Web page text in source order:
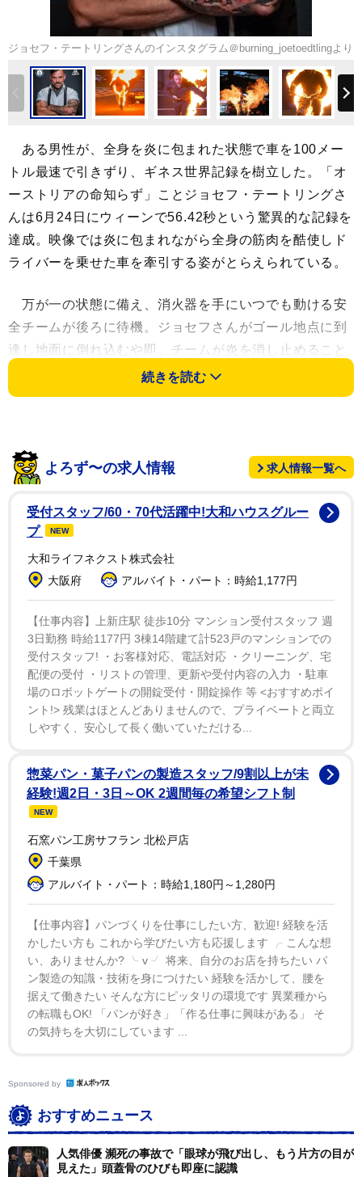
ジョセフ・テートリングさんのインスタグラム＠burning_joetoedtlingより
ある男性が、全身を炎に包まれた状態で車を100メー
トル最速で引きずり、ギネス世界記録を樹立した。「オ
ーストリアの命知らず」ことジョセフ・テートリングさ
んは6月24日にウィーンで56.42秒という驚異的な記録を
達成。映像では炎に包まれながら全身の筋肉を酷使しド
ライバーを乗せた車を牽引する姿がとらえられている。
万が一の状態に備え、消火器を手にいつでも動ける安
全チームが後ろに待機。ジョセフさんがゴール地点に到
達し地面に倒れ込むや即、チームが炎を消し止めること
タントの一つであり、訓練が必要です。むやみに火をつ
けるのはお止めください」
炎を使った過激な挑戦で知られ「バーニング・ジョ
全身を燃やし続けた最長記録（5分41秒）、その2年後に
は車両に引かれながら燃え続ける最長距離（582メート
ル）など様々な記録を保持している。
そして2022年には4輪から2輪に転向。イタリアのテ
レビ番組「Lo Show dei Record」で、炎に包まれたま
ま自転車を200メートル走行し、49秒55を記録した。そ
して翌年今度は空へと飛び出し、炎に包まれながらワイ
でも自身の異名に相応しい結果を残すこととなった。
常に実際に燃えているジョセフさんだが、その情熱が
燃え尽きることはないようだ。
続きを読む
よろず〜の求人情報 求人情報一覧へ
受付スタッフ/60・70代活躍中!大和ハウスグルー
プ
NEW
大和ライフネクスト株式会社
大阪府
アルバイト・パート：時給1,177円
【仕事内容】上新庄駅 徒歩10分 マンション受付スタッフ 週
3日勤務 時給1177円 3棟14階建て計523戸のマンションでの
受付スタッフ! ・お客様対応、電話対応 ・クリーニング、宅
配便の受付 ・リストの管理、更新や受付内容の入力 ・駐車
場のロボットゲートの開錠受付・開錠操作 等 <おすすめポイ
ント!> 残業はほとんどありませんので、プライベートと両立
しやすく、安心して長く働いていただける...
惣菜パン・菓子パンの製造スタッフ/9割以上が未
経験!週2日・3日～OK 2週間毎の希望シフト制
NEW
石窯パン工房サフラン 北松戸店
千葉県
アルバイト・パート：時給1,180円～1,280円
【仕事内容】パンづくりを仕事にしたい方、歓迎! 経験を活
かしたい方も これから学びたい方も応援します ╭ こんな想
い、ありませんか? ╰ v ╯ 将来、自分のお店を持ちたい パ
ン製造の知識・技術を身につけたい 経験を活かして、腰を
据えて働きたい そんな方にピッタリの環境です 異業種から
の転職もOK! 「パンが好き」「作る仕事に興味がある」 そ
の気持ちを大切にしています ...
Sponsored by
おすすめニュース
人気俳優 瀕死の事故で「眼球が飛び出し、もう片方の目が
見えた」頭蓋骨のひびも即座に認識